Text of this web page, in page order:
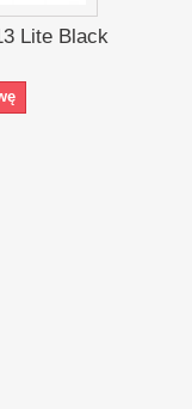
Lite Black